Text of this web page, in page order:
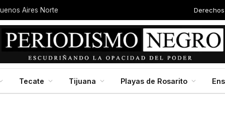
Aires Norte
Tecate Tijuana Playas de Rosarito